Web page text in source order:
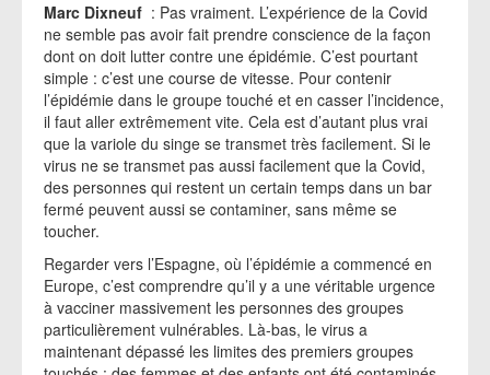
Marc Dixneuf : Pas vraiment. L’expérience de la Covid
ne semble pas avoir fait prendre conscience de la façon
dont on doit lutter contre une épidémie. C’est pourtant
simple : c’est une course de vitesse. Pour contenir
l’épidémie dans le groupe touché et en casser l’incidence,
il faut aller extrêmement vite. Cela est d’autant plus vrai
que la variole du singe se transmet très facilement. Si le
virus ne se transmet pas aussi facilement que la Covid,
des personnes qui restent un certain temps dans un bar
fermé peuvent aussi se contaminer, sans même se
toucher.
Regarder vers l’Espagne, où l’épidémie a commencé en
Europe, c’est comprendre qu’il y a une véritable urgence
à vacciner massivement les personnes des groupes
particulièrement vulnérables. Là-bas, le virus a
maintenant dépassé les limites des premiers groupes